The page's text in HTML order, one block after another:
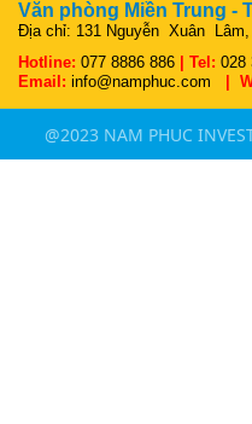
Văn phòng Miền Trung -
Địa chỉ: 131 Nguyễn Xuân
Hotline: 077 8886 886 | Tel: 028
Email: info@namphuc.com |
@2023 NAM PHUC